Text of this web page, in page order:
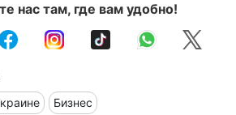
нас там, где вам удобно!
Бизнес